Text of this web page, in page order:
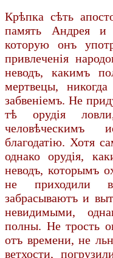
Крѣпка сѣть
память Андрея и
которую онъ
привлеченія
неводъ, какимъ
мертвецы,
забвеніемъ. Не
тѣ орудія
человѣческимъ
благодатію. Хотя
однако орудія,
неводъ, которымъ
не приходили
забрасываютъ и
невидимыми,
полны. Не трость
отъ времени, не
ветхости,